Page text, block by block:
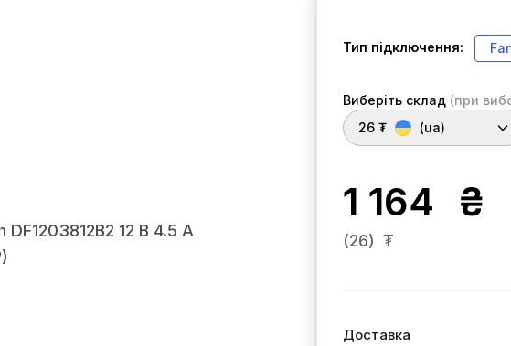
Тип підключення:
Виберіть склад (при
26 ₮
(ua)
1 164 ₴
(26) ₮
Доставка